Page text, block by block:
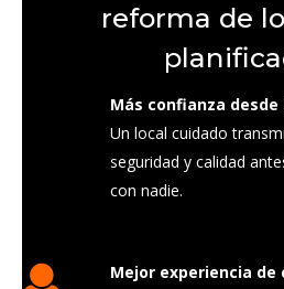
reforma de
Más confianza
Un local cuidado
seguridad y calidad
con nadie.
Mejor experiencia de